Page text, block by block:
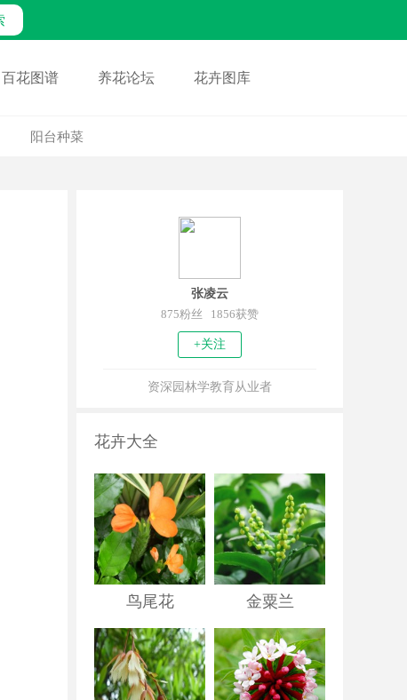
百花图谱 养花论坛 花卉图库
阳台种菜
张凌云
875粉丝 1856获赞
+关注
资深园林学教育从业者
花卉大全
鸟尾花 金粟兰